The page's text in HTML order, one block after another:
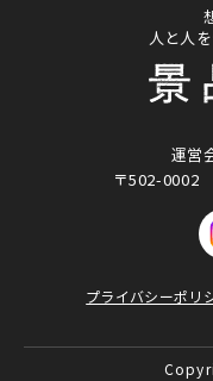
人と人
運営
〒502-
プライバシーポリ